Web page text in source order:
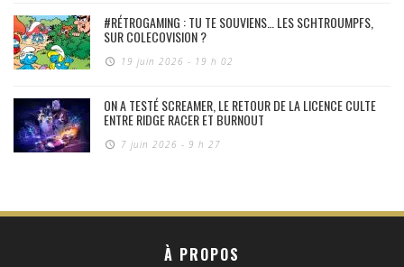
#RÉTROGAMING : TU TE SOUVIENS… LES SCHTROUMPFS,
SUR COLECOVISION ?
19 juin 2026 - 19 h 02
ON A TESTÉ SCREAMER, LE RETOUR DE LA LICENCE CULTE
ENTRE RIDGE RACER ET BURNOUT
7 juin 2026 - 9 h 27
À PROPOS